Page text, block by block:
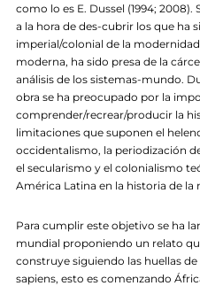
como lo es E. Dussel (1994;
a la hora de des-cubrir los que ha
imperial/colonial de la
moderna, ha sido presa de la
análisis de los sistemas-mundo.
obra se ha preocupado por la
comprender/recrear/producir la
limitaciones que suponen el
occidentalismo, la periodización
el secularismo y el colonialismo
América Latina en la historia de la
Para cumplir este objetivo se ha
mundial proponiendo un relato
construye siguiendo las huellas
sapiens, esto es comenzando